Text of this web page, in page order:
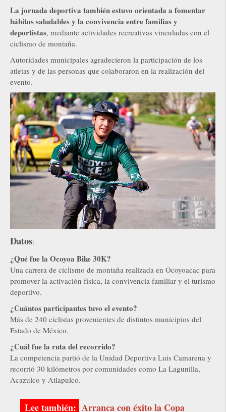
La jornada deportiva también estuvo orientada a fomentar
hábitos saludables y la convivencia entre familias y
deportistas, mediante actividades recreativas vinculadas con el
ciclismo de montaña.
Autoridades municipales agradecieron la participación de los
atletas y de las personas que colaboraron en la realización del
evento.
Datos:
¿Qué fue la Ocoyoa Bike 30K?
Una carrera de ciclismo de montaña realizada en Ocoyoacac para
promover la activación física, la convivencia familiar y el turismo
deportivo.
¿Cuántos participantes tuvo el evento?
Más de 240 ciclistas provenientes de distintos municipios del
Estado de México.
¿Cuál fue la ruta del recorrido?
La competencia partió de la Unidad Deportiva Luis Camarena y
recorrió 30 kilómetros por comunidades como La Lagunilla,
Acazulco y Atlapulco.
Arranca con éxito la Copa